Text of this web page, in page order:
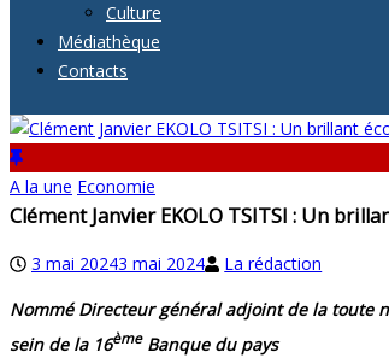
Culture
Médiathèque
Contacts
A la une Economie
Clément Janvier EKOLO TSITSI : Un
3 mai 20243 mai 2024
La rédaction
Nommé Directeur général adjoint de la toute
sein de la 16èmeBanque du pays